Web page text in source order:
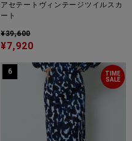
アセテートヴィンテージツイルスカ
ート
¥39,600
¥7,920
TIME
SALE
6